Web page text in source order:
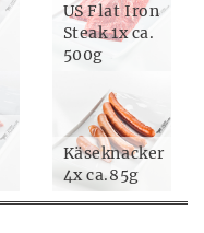
US Flat Iron
Steak 1x ca.
500g
Käseknacker
4x ca.85g